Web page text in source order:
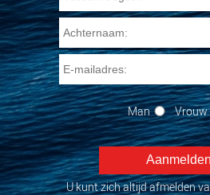
Man Vrouw
U kunt zich altijd afmelden